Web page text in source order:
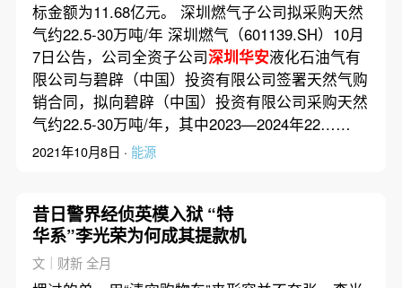
标金额为11.68亿元。 深圳燃气子公司拟采购天然
气约22.5-30万吨/年 深圳燃气（601139.SH）10月
7日公告，公司全资子公司深圳华安液化石油气有
限公司与碧辟（中国）投资有限公司签署天然气购
销合同，拟向碧辟（中国）投资有限公司采购天然
气约22.5-30万吨/年，其中2023—2024年22……
2021年10月8日 · 能源
昔日警界经侦英模入狱 “特
华系”李光荣为何成其提款机
文｜财新 全月